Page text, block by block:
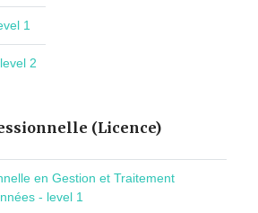
1
2
(Licence)
en Gestion et Traitement
- level 1